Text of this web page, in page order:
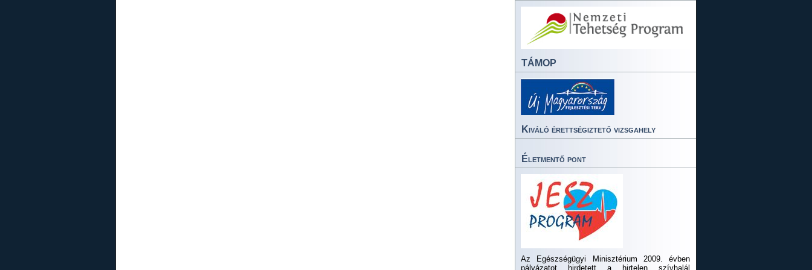
TÁMOP
Kiváló érettségiztető vizsgahely
Életmentő pont
Az Egészségügyi Minisztérium 2009. évben
pályázatot hirdetett a hirtelen szívhalál